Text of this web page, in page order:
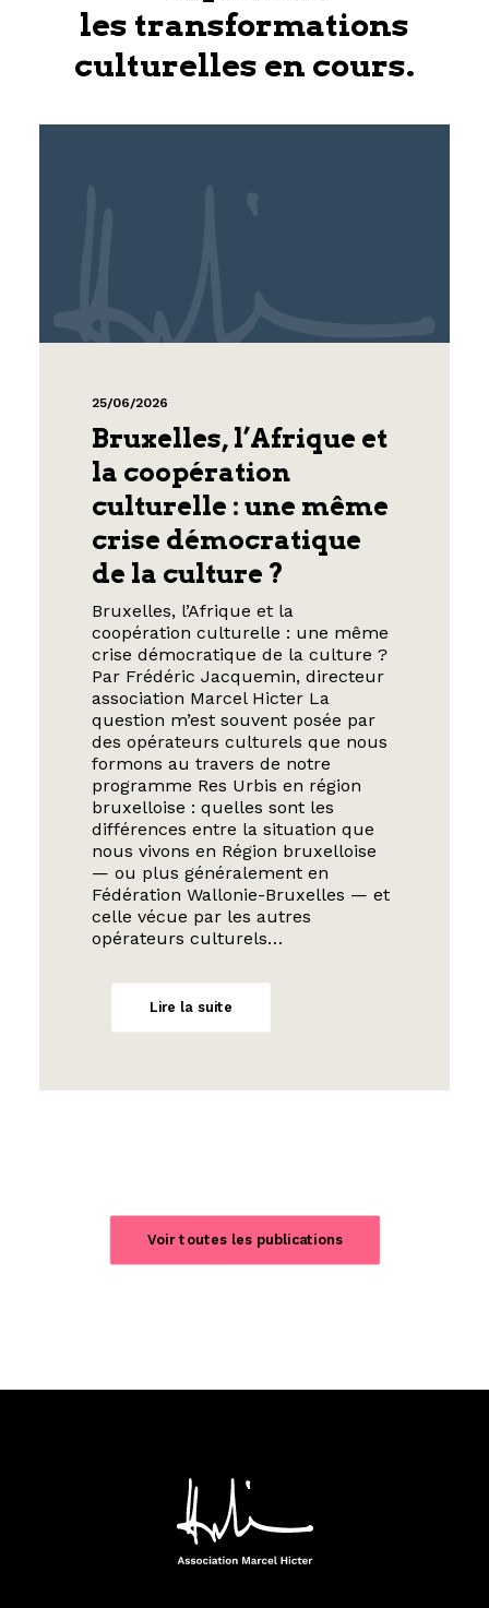
les transformations
culturelles en cours.
25/06/2026
Bruxelles, l’Afrique et
la coopération
culturelle : une même
crise démocratique
de la culture ?
Bruxelles, l’Afrique et la
coopération culturelle : une même
crise démocratique de la culture ?
Par Frédéric Jacquemin, directeur
association Marcel Hicter La
question m’est souvent posée par
des opérateurs culturels que nous
formons au travers de notre
programme Res Urbis en région
bruxelloise : quelles sont les
différences entre la situation que
nous vivons en Région bruxelloise
— ou plus généralement en
Fédération Wallonie-Bruxelles — et
celle vécue par les autres
opérateurs culturels…
Lire la suite
Voir toutes les publications